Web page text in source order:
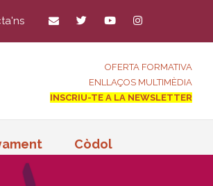
OFERTA FORMATIVA
ENLLAÇOS MULTIMÈDIA
INSCRIU-TE A LA NEWSLETTER
Còdol